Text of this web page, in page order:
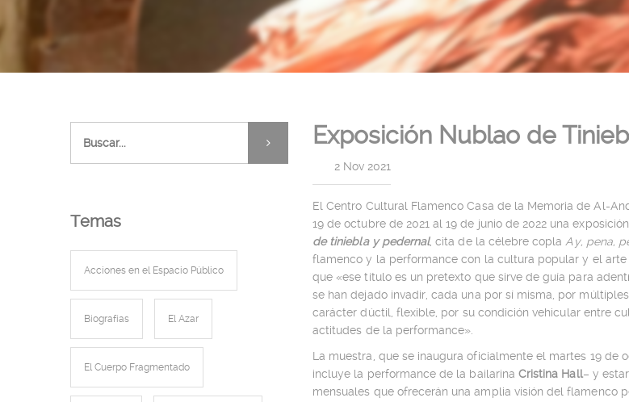
Exposición Nublao de
2 Nov 2021
El Centro Cultural Flamenco Casa de la Memoria de Al-
19 de octubre de 2021 al 19 de junio de 2022 una
de tiniebla y pedernal, cita de la célebre copla Ay, pena,
flamenco y la performance con la cultura popular y el arte
que «ese título es un pretexto que sirve de guía para
se han dejado invadir, cada una por sí misma, por
carácter dúctil, flexible, por su condición vehicular entre
actitudes de la performance».
La muestra, que se inaugura oficialmente el martes 19 de
incluye la performance de la bailarina Cristina Hall– y
mensuales que ofrecerán una amplia visión del flamenco
Temas
Acciones en el Espacio Público
Biografías El Azar
El Cuerpo Fragmentado